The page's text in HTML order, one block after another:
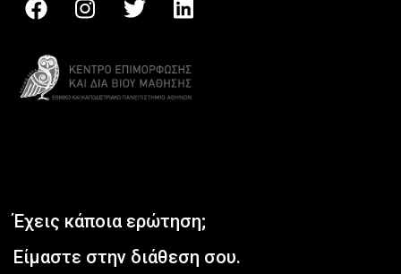
Έχεις κάποια ερώτηση;
Είμαστε στην διάθεση σου.